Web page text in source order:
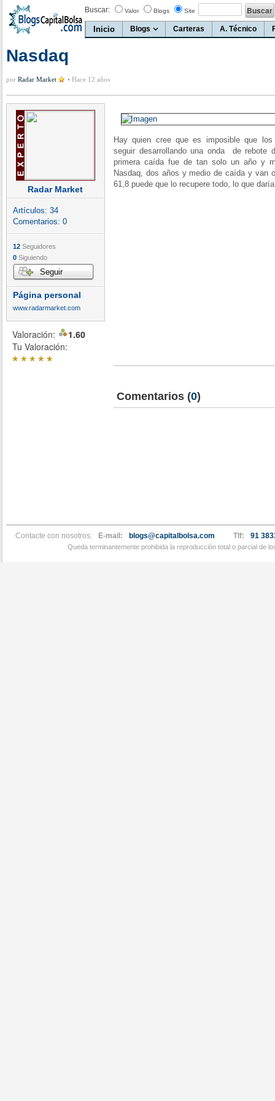
Buscar: Valor Blogs Site
Inicio Blogs Carteras A. Técnico
Nasdaq
por Radar Market • Hace 12 años
Radar Market
Artículos: 34
Comentarios: 0
12 Seguidores
0 Siguiendo
Seguir
Página personal
www.radarmarket.com
Valoración:
1.60
Tu Valoración:
*****
Hay quien cree que es imposible que
seguir desarrollando una onda de rebote
primera caída fue de tan solo un año y
Nasdaq, dos años y medio de caída y van
61,8 puede que lo recupere todo, lo que
Comentarios (0)
Contacte con nosotros: E-mail: blogs@capitalbolsa.com Tlf: 91
Queda terminantemente prohibida la reproducción total o parcial de